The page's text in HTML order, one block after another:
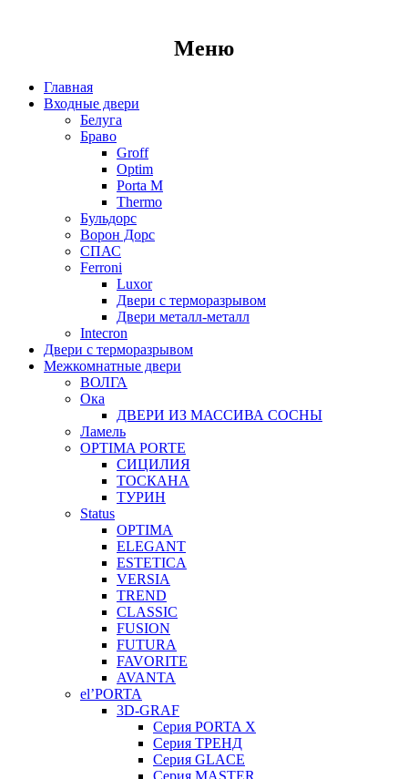
Меню
Главная
Входные двери
Белуга
Браво
Groff
Optim
Porta М
Thermo
Бульдорс
Ворон Дорс
СПАС
Ferroni
Luxor
Двери с терморазрывом
Двери металл-металл
Intecron
Двери с терморазрывом
Межкомнатные двери
ВОЛГА
Ока
ДВЕРИ ИЗ МАССИВА СОСНЫ
Ламель
OPTIMA PORTE
СИЦИЛИЯ
ТОСКАНА
ТУРИН
Status
OPTIMA
ELEGANT
ESTETICA
VERSIA
TREND
CLASSIC
FUSION
FUTURA
FAVORITE
AVANTA
el’PORTA
3D-GRAF
Серия PORTA X
Серия ТРЕНД
Серия GLACE
Серия MASTER